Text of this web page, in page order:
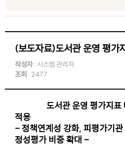
작성자: 시스템 관리자
조회 : 2477
도서관 운영 평가지표
적용
- 정책연계성 강화, 피평가기
정성평가 비중 확대 -